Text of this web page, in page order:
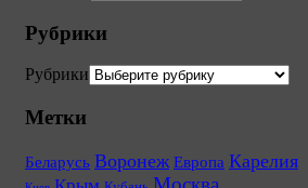
Рубрики
Рубрики
Метки
Беларусь Воронеж Европа Карелия